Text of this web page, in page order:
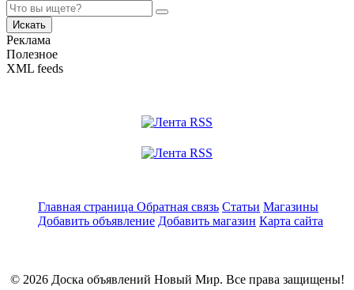
Искать
Реклама
Полезное
XML feeds
Главная страница Обратная связь Статьи Магазины
Добавить объявление Добавить магазин Карта сайта
© 2026 Доска объявлений Новый Мир. Все права защищены!